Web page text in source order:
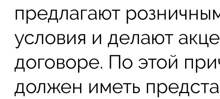
предлагают
условия и делают
договоре. По этой
должен иметь